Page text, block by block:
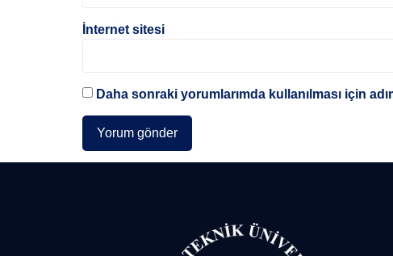
İnternet sitesi
Daha sonraki yorumlarımda kullanılması için